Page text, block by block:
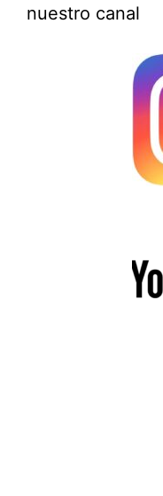
nuestro canal